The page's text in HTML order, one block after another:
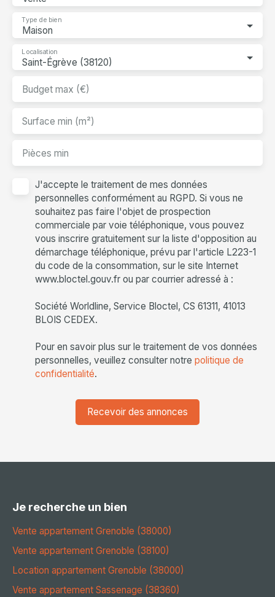
Maison
Type de bien
Saint-Égrève (38120)
Localisation
Budget max (€)
Surface min (m²)
Pièces min
J'accepte le traitement de mes données
personnelles conformément au RGPD. Si vous ne
souhaitez pas faire l'objet de prospection
commerciale par voie téléphonique, vous pouvez
vous inscrire gratuitement sur la liste d'opposition au
démarchage téléphonique, prévu par l'article L223-1
du code de la consommation, sur le site Internet
www.bloctel.gouv.fr ou par courrier adressé à :
Société Worldline, Service Bloctel, CS 61311, 41013
BLOIS CEDEX.
Pour en savoir plus sur le traitement de vos données
personnelles, veuillez consulter notre politique de
confidentialité.
Recevoir des annonces
Je recherche un bien
Vente appartement Grenoble (38000)
Vente appartement Grenoble (38100)
Location appartement Grenoble (38000)
Vente appartement Sassenage (38360)